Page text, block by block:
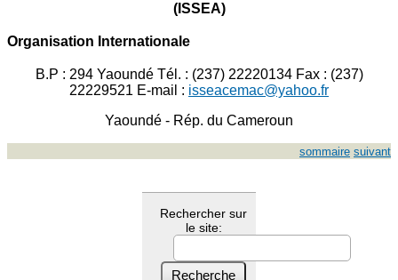
(ISSEA)
Organisation Internationale
B.P : 294 Yaoundé Tél. : (237) 22220134 Fax : (237)
22229521 E-mail : isseacemac@yahoo.fr
Yaoundé - Rép. du Cameroun
sommaire suivant
Rechercher sur
le site: